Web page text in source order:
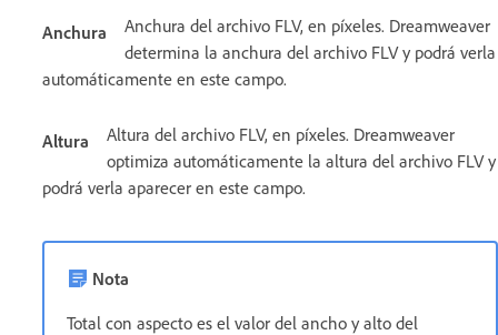
Anchura
Anchura del archivo FLV, en píxeles. Dreamweaver
determina la anchura del archivo FLV y podrá verla
automáticamente en este campo.
Altura
Altura del archivo FLV, en píxeles. Dreamweaver
optimiza automáticamente la altura del archivo FLV y
podrá verla aparecer en este campo.
Nota
Total con aspecto es el valor del ancho y alto del